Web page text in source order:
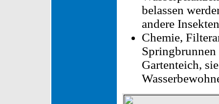
belassen
andere
Chemie,
Gartenteich,